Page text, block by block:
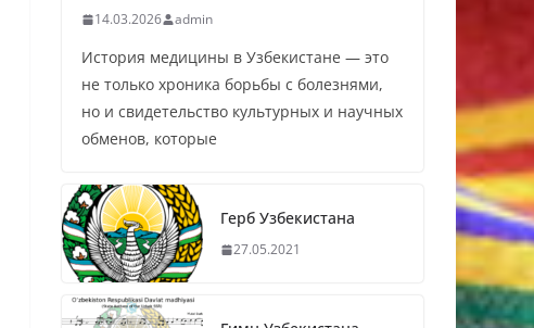
14.03.2026 admin
История медицины в Узбекистане — это
не только хроника борьбы с болезнями,
но и свидетельство культурных и научных
обменов, которые
Герб Узбекистана
27.05.2021